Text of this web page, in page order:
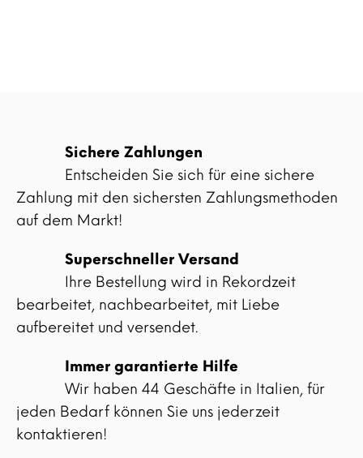
Sichere Zahlungen
Entscheiden Sie sich für eine sichere
Zahlung mit den sichersten Zahlungsmethoden
auf dem Markt!
Superschneller Versand
Ihre Bestellung wird in Rekordzeit
bearbeitet, nachbearbeitet, mit Liebe
aufbereitet und versendet.
Immer garantierte Hilfe
Wir haben 44 Geschäfte in Italien, für
jeden Bedarf können Sie uns jederzeit
kontaktieren!